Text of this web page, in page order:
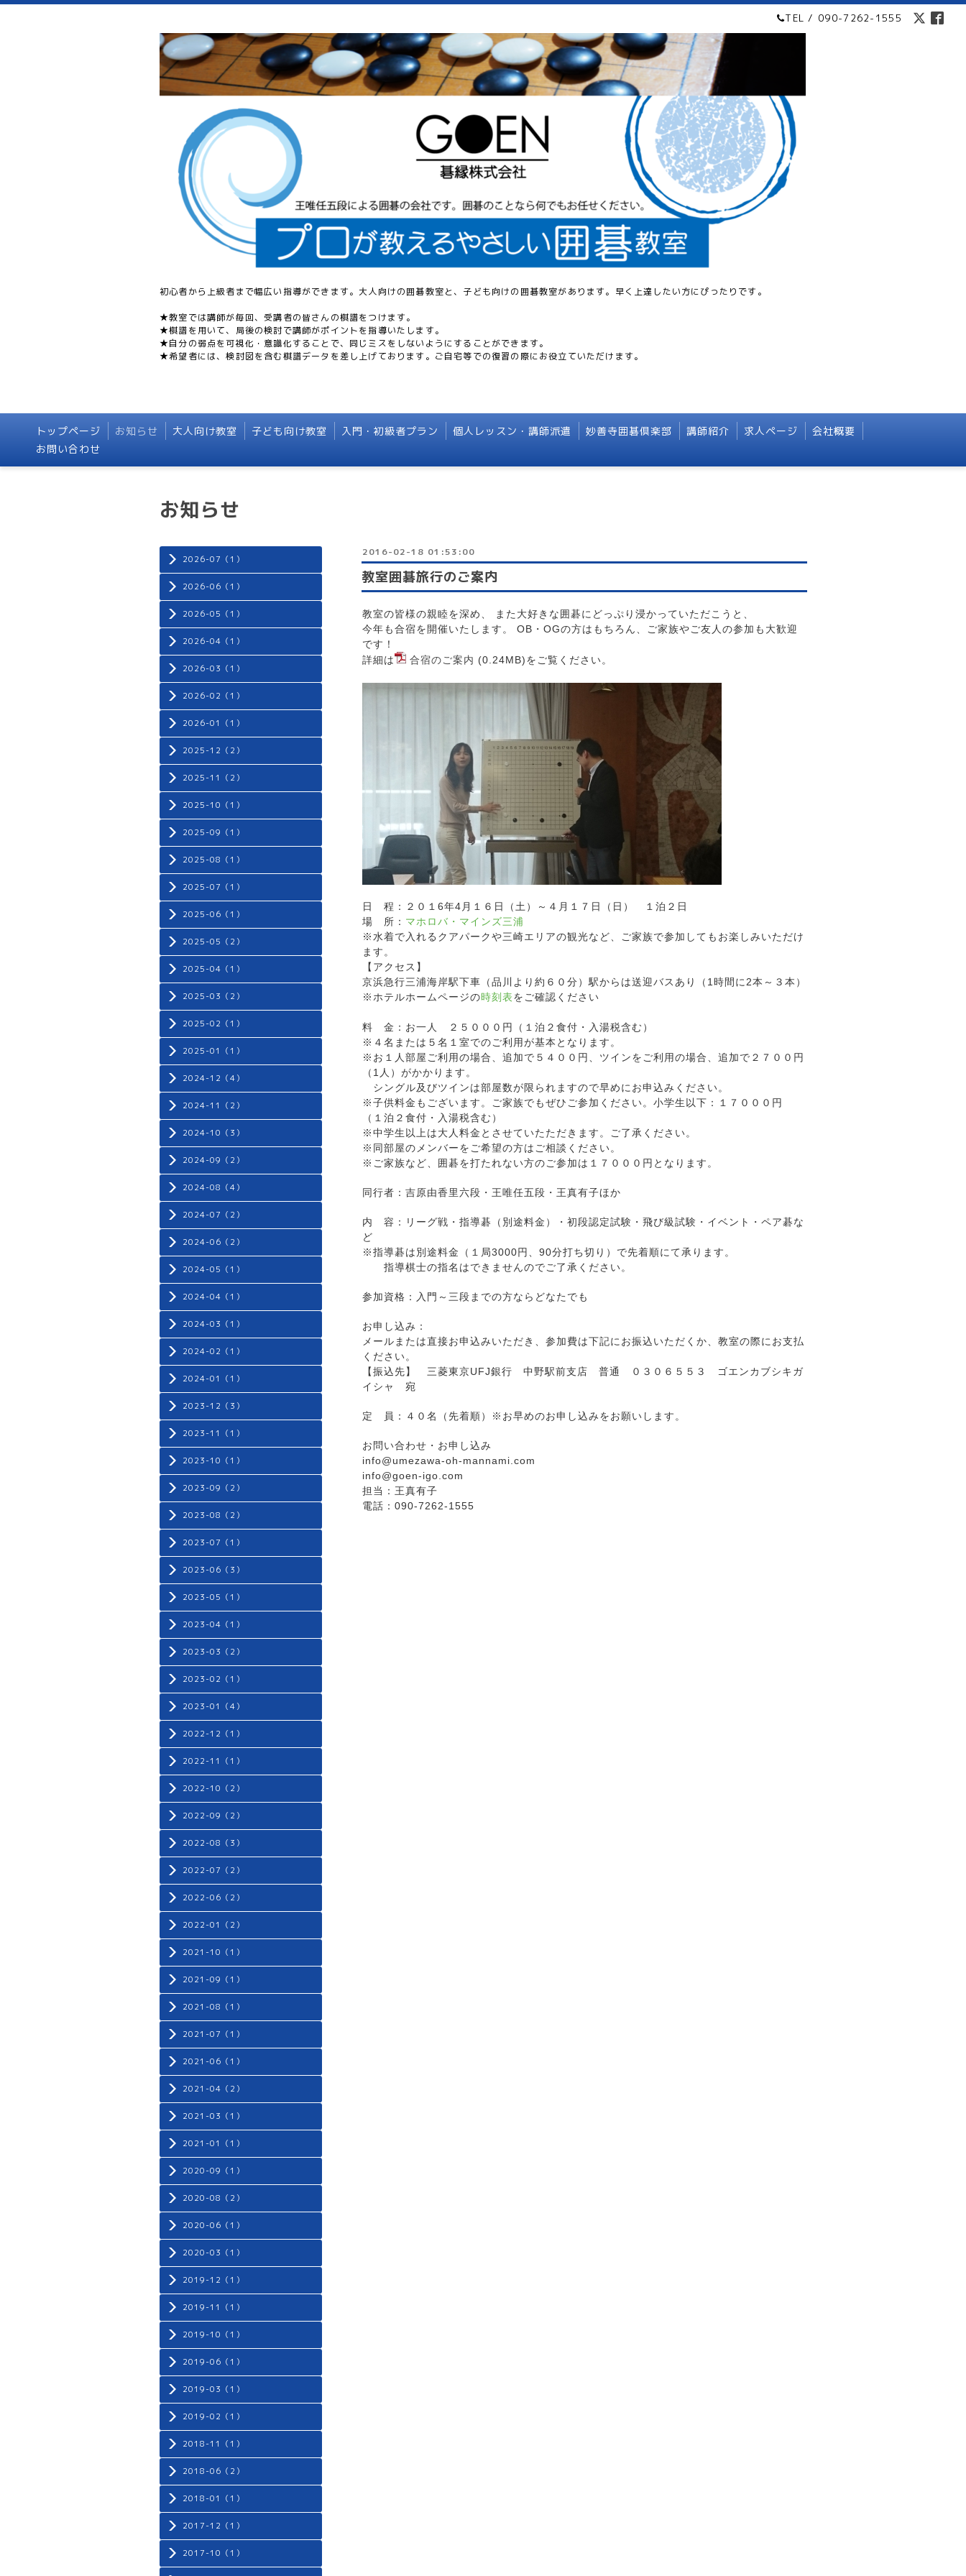
TEL / 090-7262-1555
初心者から上級者まで幅広い指導ができます。大人向けの囲碁教室と、子ども向けの囲碁教室があります。早く上達したい方にぴったりです。
★教室では講師が毎回、受講者の皆さんの棋譜をつけます。
★棋譜を用いて、局後の検討で講師がポイントを指導いたします。
★自分の弱点を可視化・意識化することで、同じミスをしないようにすることができます。
★希望者には、検討図を含む棋譜データを差し上げております。ご自宅等での復習の際にお役立ていただけます。
トップページ お知らせ 大人向け教室 子ども向け教室 入門・初級者プラン 個人レッスン・講師派遣 妙善寺囲碁倶楽部 講師紹介 求人ページ
会社概要
お問い合わせ
2026-07（1）
2026-06（1）
2026-05（1）
2026-04（1）
2026-03（1）
2026-02（1）
2026-01（1）
2025-12（2）
2025-11（2）
2025-10（1）
2025-09（1）
2025-08（1）
2025-07（1）
2025-06（1）
2025-05（2）
2025-04（1）
2025-03（2）
2025-02（1）
2025-01（1）
2024-12（4）
2024-11（2）
2024-10（3）
2024-09（2）
2024-08（4）
2024-07（2）
2024-06（2）
2024-05（1）
2024-04（1）
2024-03（1）
2024-02（1）
2024-01（1）
2023-12（3）
2023-11（1）
2023-10（1）
2023-09（2）
2023-08（2）
2023-07（1）
2023-06（3）
2023-05（1）
2023-04（1）
2023-03（2）
2023-02（1）
2023-01（4）
2022-12（1）
2022-11（1）
2022-10（2）
2022-09（2）
2022-08（3）
2022-07（2）
2022-06（2）
2022-01（2）
2021-10（1）
2021-09（1）
2021-08（1）
2021-07（1）
2021-06（1）
2021-04（2）
2021-03（1）
2021-01（1）
2020-09（1）
2020-08（2）
2020-06（1）
2020-03（1）
2019-12（1）
2019-11（1）
2019-10（1）
2019-06（1）
2019-03（1）
2019-02（1）
2018-11（1）
2018-06（2）
2018-01（1）
2017-12（1）
2017-10（1）
お知らせ
2016-02-18 01:53:00
教室囲碁旅行のご案内
教室の皆様の親睦を深め、 また大好きな囲碁にどっぷり浸かっていただこうと、
今年も合宿を開催いたします。 OB・OGの方はもちろん、ご家族やご友人の参加も大歓迎
です！
詳細は
合宿のご案内 (0.24MB)をご覧ください。
日 程：２０１6年4月１６日（土）～４月１７日（日） １泊２日
場 所： マホロバ・マインズ三浦
※水着で入れるクアパークや三崎エリアの観光など、ご家族で参加してもお楽しみいただけ
ます。
【アクセス】
京浜急行三浦海岸駅下車（品川より約６０分）駅からは送迎バスあり（1時間に2本～３本）
※ホテルホームページの時刻表をご確認ください
料 金：お一人 ２５０００円（１泊２食付・入湯税含む）
※４名または５名１室でのご利用が基本となります。
※お１人部屋ご利用の場合、追加で５４００円、ツインをご利用の場合、追加で２７００円
（1人）がかかります。
シングル及びツインは部屋数が限られますので早めにお申込みください。
※子供料金もございます。ご家族でもぜひご参加ください。小学生以下：１７０００円
（１泊２食付・入湯税含む）
※中学生以上は大人料金とさせていたただきます。ご了承ください。
※同部屋のメンバーをご希望の方はご相談ください。
※ご家族など、囲碁を打たれない方のご参加は１７０００円となります。
同行者：吉原由香里六段・王唯任五段・王真有子ほか
内 容：リーグ戦・指導碁（別途料金）・初段認定試験・飛び級試験・イベント・ペア碁な
ど
※指導碁は別途料金（１局3000円、90分打ち切り）で先着順にて承ります。
指導棋士の指名はできませんのでご了承ください。
参加資格：入門～三段までの方ならどなたでも
お申し込み：
メールまたは直接お申込みいただき、参加費は下記にお振込いただくか、教室の際にお支払
ください。
【振込先】 三菱東京UFJ銀行 中野駅前支店 普通 ０３０６５５３ ゴエンカブシキガ
イシャ 宛
定 員：４０名（先着順）※お早めのお申し込みをお願いします。
お問い合わせ・お申し込み
info@umezawa-oh-mannami.com
info@goen-igo.com
担当：王真有子
電話：090-7262-1555